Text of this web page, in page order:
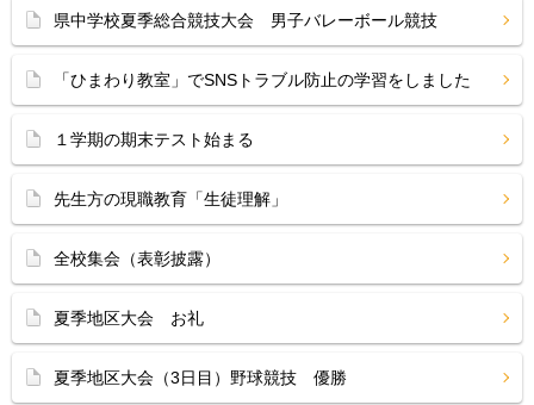
県中学校夏季総合競技大会 男子バレーボール競技
「ひまわり教室」でSNSトラブル防止の学習をしました
１学期の期末テスト始まる
先生方の現職教育「生徒理解」
全校集会（表彰披露）
夏季地区大会 お礼
夏季地区大会（3日目）野球競技 優勝